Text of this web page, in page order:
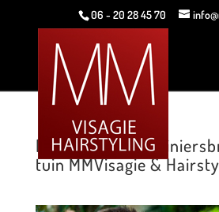
06 - 20 28 45 70
Romantische
tuin MMVisagie &